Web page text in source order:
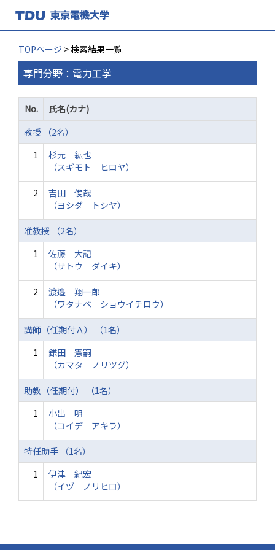
TOPページ > 検索結果一覧
専門分野：電力工学
No.
氏名(カナ)
教授 （2名）
1
杉元 紘也
（スギモト ヒロヤ）
2
吉田 俊哉
（ヨシダ トシヤ）
准教授 （2名）
1
佐藤 大記
（サトウ ダイキ）
2
渡邉 翔一郎
（ワタナベ ショウイチロウ）
講師（任期付Ａ） （1名）
1
鎌田 憲嗣
（カマタ ノリツグ）
助教（任期付） （1名）
1
小出 明
（コイデ アキラ）
特任助手 （1名）
1
伊津 紀宏
（イヅ ノリヒロ）